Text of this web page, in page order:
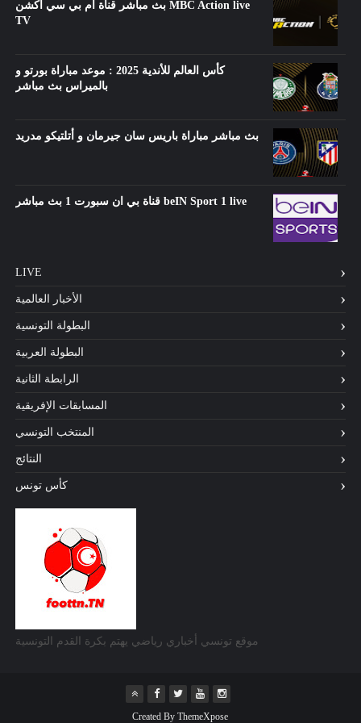
بث مباشر قناة ام بي سي اكشن MBC Action live
TV
كأس العالم للأندية 2025 : موعد مباراة بورتو و
بالميراس بث مباشر
بث مباشر مباراة باريس سان جيرمان و أتلتيكو مدريد
قناة بي ان سبورت 1 بث مباشر beIN Sport 1 live
LIVE
الأخبار العالمية
البطولة التونسية
البطولة العربية
الرابطة الثانية
المسابقات الإفريقية
المنتخب التونسي
النتائج
كأس تونس
موقع تونسي أخباري رياضي يهتم بكرة القدم التونسية
Created ByThemeXpose